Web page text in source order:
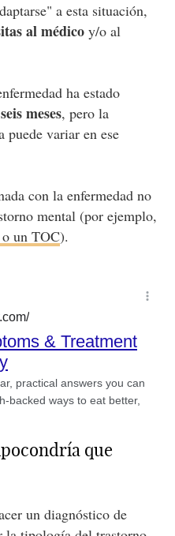
a esta situación,
al médicoy/o al
ha estado
meses, pero la
puede variar en ese
con la enfermedad no
mental (por ejemplo,
un TOC).
que
un diagnóstico de